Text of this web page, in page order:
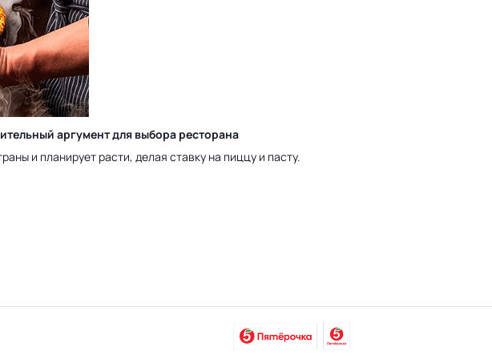
аргумент для выбора ресторана
и планирует расти, делая ставку на пиццу и пасту.